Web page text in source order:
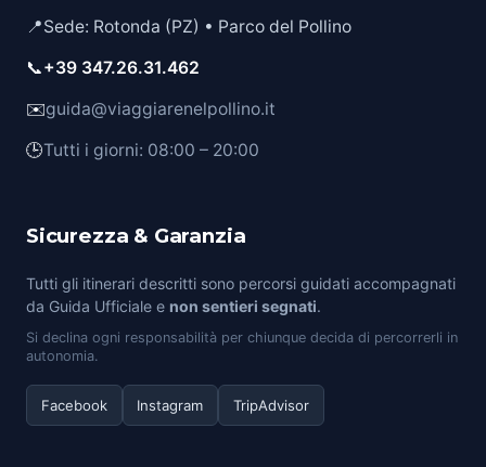
📍Sede: Rotonda (PZ) • Parco del Pollino
📞+39 347.26.31.462
✉️guida@viaggiarenelpollino.it
🕒Tutti i giorni: 08:00 – 20:00
Sicurezza & Garanzia
Tutti gli itinerari descritti sono percorsi guidati accompagnati
da Guida Ufficiale e non sentieri segnati.
Si declina ogni responsabilità per chiunque decida di percorrerli in
autonomia.
Facebook Instagram TripAdvisor